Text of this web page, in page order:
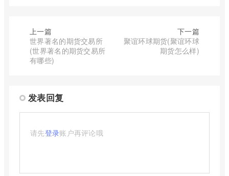
上一篇
世界著名的期货交易所
(世界著名的期货交易所
有哪些)
下一篇
聚谊环球期货(聚谊环球
期货怎么样)
发表回复
请先登录账户再评论哦